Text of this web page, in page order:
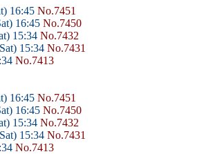
16:45 No.7451
16:45 No.7450
15:34 No.7432
15:34 No.7431
No.7413
16:45 No.7451
16:45 No.7450
15:34 No.7432
15:34 No.7431
No.7413